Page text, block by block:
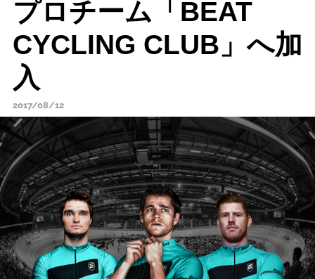
プロチーム「BEAT
CYCLING CLUB」へ加
入
2017/08/12